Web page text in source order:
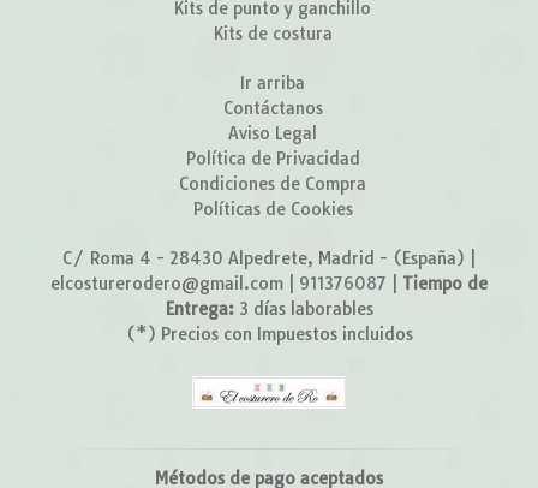
Kits de punto y ganchillo
Kits de costura
Ir arriba
Contáctanos
Aviso Legal
Política de Privacidad
Condiciones de Compra
Políticas de Cookies
C/ Roma 4 - 28430 Alpedrete, Madrid - (España) |
elcosturerodero@gmail.com | 911376087
Tiempo de
Entrega: 3 días laborables
(*) Precios con Impuestos incluidos
Métodos de pago aceptados